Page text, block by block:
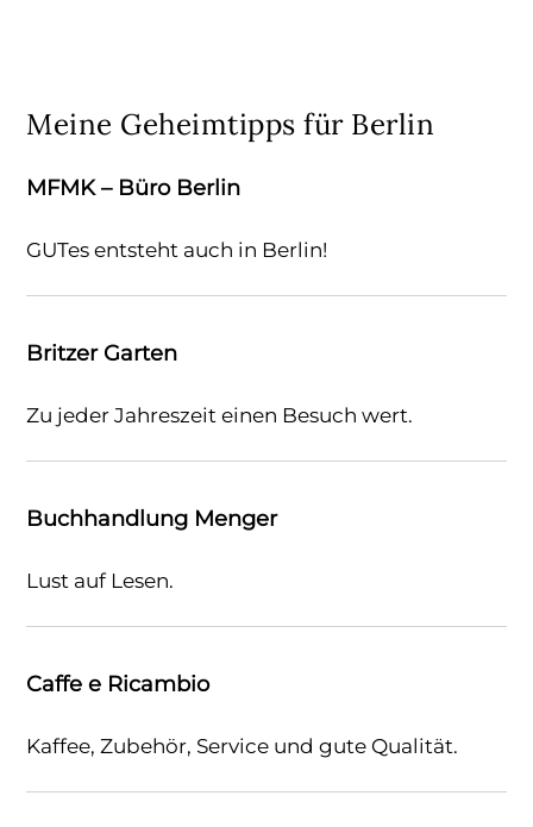
Meine Geheimtipps für Berlin
MFMK – Büro Berlin
GUTes entsteht auch in Berlin!
Britzer Garten
Zu jeder Jahreszeit einen Besuch wert.
Buchhandlung Menger
Lust auf Lesen.
Caffe e Ricambio
Kaffee, Zubehör, Service und gute Qualität.